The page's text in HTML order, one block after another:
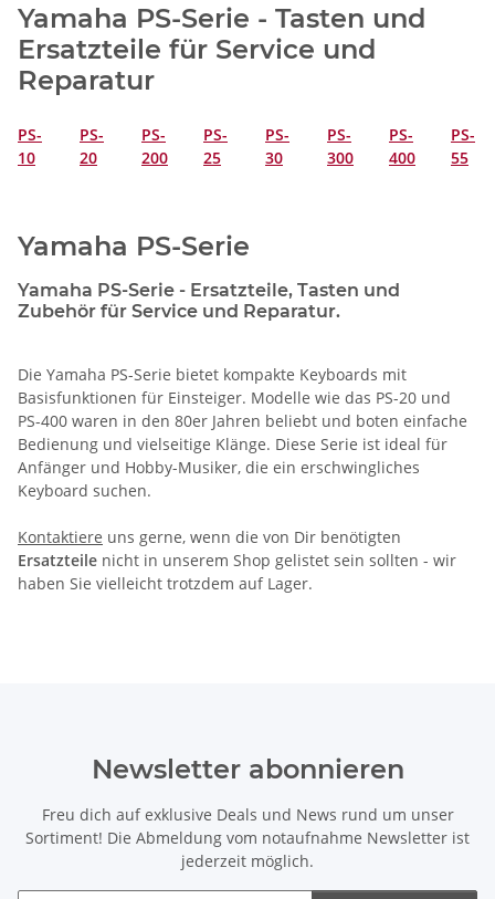
Yamaha PS-Serie - Tasten und
Ersatzteile für Service und
Reparatur
PS-
10
PS-
20
PS-
200
PS-
25
PS-
30
PS-
300
PS-
400
PS-
55
Yamaha PS-Serie
Yamaha PS-Serie - Ersatzteile, Tasten und
Zubehör für Service und Reparatur.
Die Yamaha PS-Serie bietet kompakte Keyboards mit
Basisfunktionen für Einsteiger. Modelle wie das PS-20 und
PS-400 waren in den 80er Jahren beliebt und boten einfache
Bedienung und vielseitige Klänge. Diese Serie ist ideal für
Anfänger und Hobby-Musiker, die ein erschwingliches
Keyboard suchen.
Kontaktiere uns gerne, wenn die von Dir benötigten
Ersatzteile nicht in unserem Shop gelistet sein sollten - wir
haben Sie vielleicht trotzdem auf Lager.
Newsletter abonnieren
Freu dich auf exklusive Deals und News rund um unser
Sortiment! Die Abmeldung vom notaufnahme Newsletter ist
jederzeit möglich.